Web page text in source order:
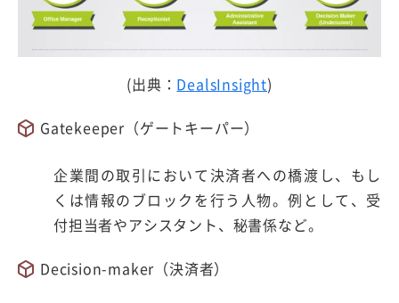
(出典： DealsInsight)
Gatekeeper（ゲートキーパー）
企業間の取引において決済者への橋渡し、もし
くは情報のブロックを行う人物。例として、受
付担当者やアシスタント、秘書係など。
Decision-maker（決済者）